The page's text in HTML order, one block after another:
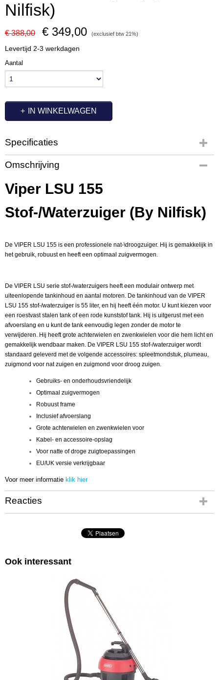
Nilfisk)
€ 388,00 € 349,00 (exclusief btw 21%)
Levertijd 2-3 werkdagen
Aantal
IN WINKELWAGEN
Specificaties
Productcode
VI3755
EAN code
5715492093816
50000118
Omschrijving
Viper LSU 155
Stof-/Waterzuiger (By Nilfisk)
De VIPER LSU 155 is een professionele nat-\droogzuiger. Hij is gemakkelijk in
het gebruik, robuust en heeft een optimaal zuigvermogen.
De VIPER LSU serie stof-/waterzuigers heeft een modulair ontwerp met
uiteenlopende tankinhoud en aantal motoren. De tankinhoud van de VIPER
LSU 155 stof-/waterzuiger is 55 liter, en hij heeft één motor. U kunt kiezen voor
een roestvast stalen tank of een rode kunststof tank. Hij is uitgerust met een
afvoerslang en u kunt de tank eenvoudig legen zonder de motor te
verwijderen. Hij heeft grote achterwielen en zwenkwielen voor die hem licht en
gemakkelijk wendbaar maken. De VIPER LSU 155 stof-/waterzuiger wordt
standaard geleverd met de volgende accessoires: spleetmondstuk, plumeau,
zuigmond voor nat zuigen en zuigmond voor droog zuigen.
Gebruiks- en onderhoudsvriendelijk
Optimaal zuigvermogen
Robuust frame
Inclusief afvoerslang
Grote achterwielen en zwenkwielen voor
Kabel- en accessoire-opslag
Voor natte of droge zuigtoepassingen
EU/UK versie verkrijgbaar
Voor meer informatie klik hier
Reacties
Ook interessant